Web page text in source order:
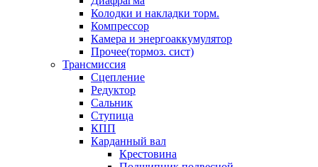
Колодки и накладки торм.
Компрессор
Камера и энергоаккумулятор
Прочее(тормоз. сист)
Трансмиссия
Сцепление
Редуктор
Сальник
Ступица
КПП
Карданный вал
Крестовина